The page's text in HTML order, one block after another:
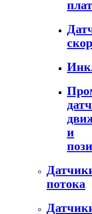
и
потока